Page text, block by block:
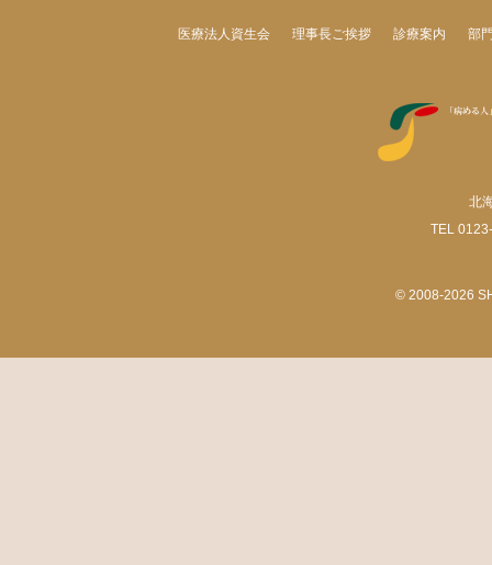
医療法人資生会 理事長ご挨拶 診療案内 部
北
TEL
© 2008-2026